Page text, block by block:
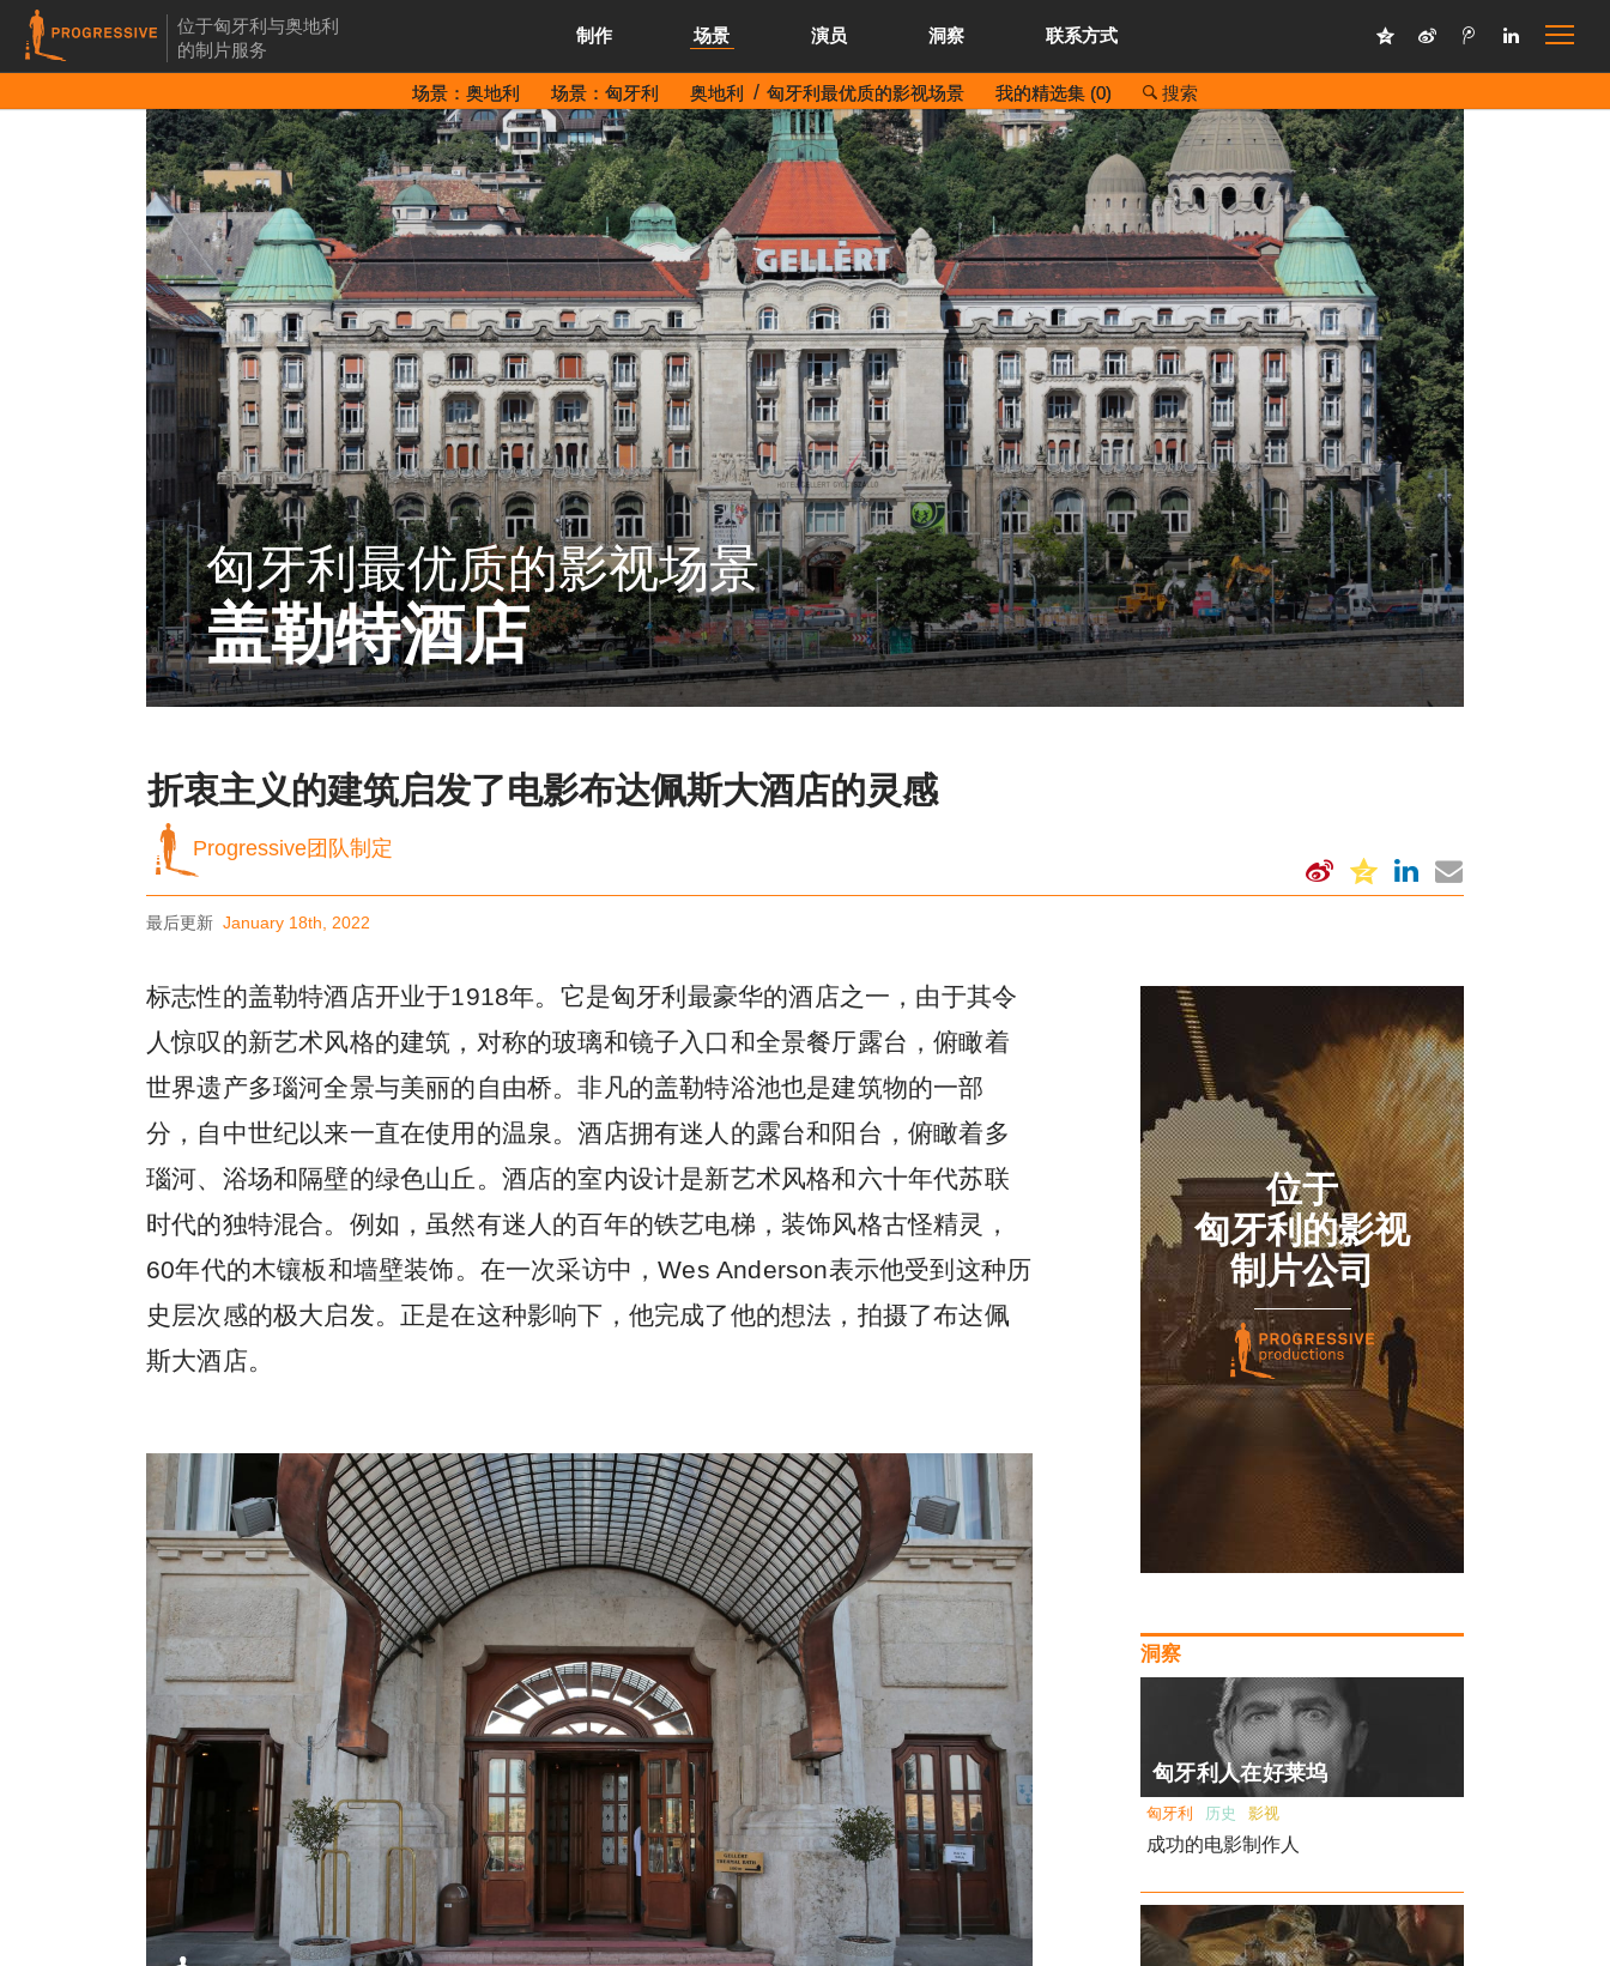
位于匈牙利与奥地利
的制片服务
制作 场景 演员 洞察 联系方式
场景：奥地利 场景：匈牙利 奥地利 匈牙利最优质的影视场景 我的精选集 (0) 搜索
匈牙利最优质的影视场景
盖勒特酒店
折衷主义的建筑启发了电影布达佩斯大酒店的灵感
Progressive团队制定
最后更新 January 18th, 2022
标志性的盖勒特酒店开业于1918年。它是匈牙利最豪华的酒店之一，由于其令
人惊叹的新艺术风格的建筑，对称的玻璃和镜子入口和全景餐厅露台，俯瞰着
世界遗产多瑙河全景与美丽的自由桥。非凡的盖勒特浴池也是建筑物的一部
分，自中世纪以来一直在使用的温泉。酒店拥有迷人的露台和阳台，俯瞰着多
瑙河、浴场和隔壁的绿色山丘。酒店的室内设计是新艺术风格和六十年代苏联
时代的独特混合。例如，虽然有迷人的百年的铁艺电梯，装饰风格古怪精灵，
60年代的木镶板和墙壁装饰。在一次采访中，Wes Anderson表示他受到这种历
史层次感的极大启发。正是在这种影响下，他完成了他的想法，拍摄了布达佩
斯大酒店。
位于
匈牙利的影视
制片公司
洞察
匈牙利人在好莱坞
匈牙利 历史 影视
成功的电影制作人